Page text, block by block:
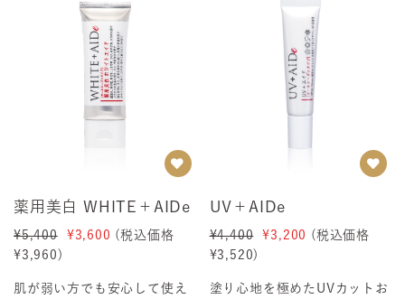
薬用美白 WHITE＋AIDe
¥5,400 ¥3,600 (税込価格
¥3,960 )
肌が弱い方でも安心して使え
UV＋AIDe
¥4,400 ¥3,200 (税込価格
¥3,520)
塗り心地を極めたUVカットお